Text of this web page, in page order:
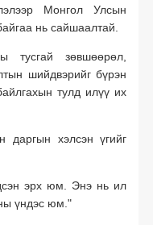
Монгол Улсын
нь сайшаалтай.
тусгай зөвшөөрөл,
шийдвэрийг бүрэн
тулд илүү их
даргын хэлсэн үгийг
эрх юм. Энэ нь ил
үндэс юм."